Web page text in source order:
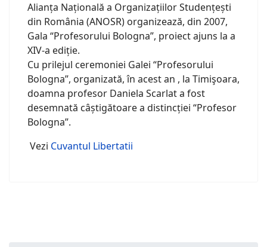
Alianța Națională a Organizațiilor Studențești
din România (ANOSR) organizează, din 2007,
Gala “Profesorului Bologna”, proiect ajuns la a
XIV-a ediție.
Cu prilejul ceremoniei Galei “Profesorului
Bologna”, organizată, în acest an , la Timişoara,
doamna profesor Daniela Scarlat a fost
desemnată câștigătoare a distincției “Profesor
Bologna”.
Vezi Cuvantul Libertatii